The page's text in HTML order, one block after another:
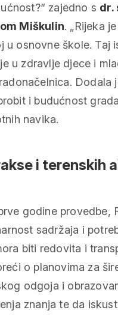
zajedno s dr.
Miškulin. „Rijeka
u osnovne škole.
u zdravlje djece i
i budućnost
navika.
i terenskih
godine
sadržaja i
biti redovita i
o planovima za
odgoja i
znanja te da